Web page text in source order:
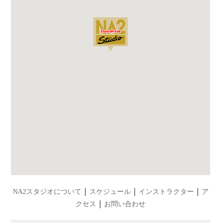
NA2スタジオについて スケジュール｜ インストラクター
ア
クセス
お問い合わせ